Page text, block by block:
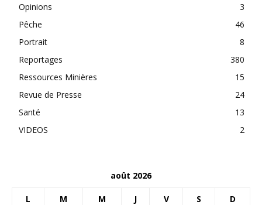
Opinions
3
Pêche
46
Portrait
8
Reportages
380
Ressources Minières
15
Revue de Presse
24
Santé
13
VIDEOS
2
août 2026
L M M J V S D